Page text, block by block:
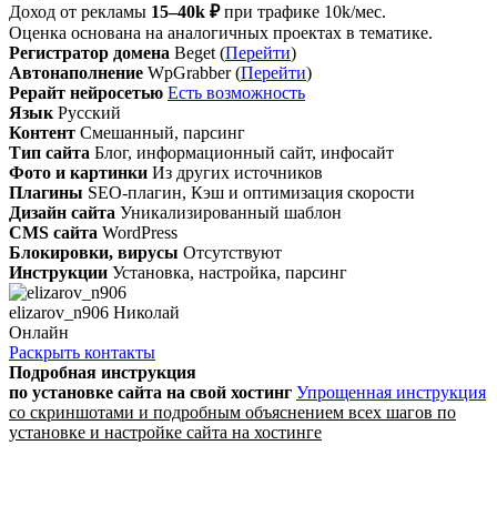
Доход от рекламы 15–40k ₽ при трафике 10k/мес.
Оценка основана на аналогичных проектах в тематике.
Регистратор домена Beget (Перейти)
Автонаполнение WpGrabber (Перейти)
Рерайт нейросетью Есть возможность
Язык Русский
Контент Смешанный, парсинг
Тип сайта Блог, информационный сайт, инфосайт
Фото и картинки Из других источников
Плагины SEO-плагин, Кэш и оптимизация скорости
Дизайн сайта Уникализированный шаблон
CMS сайта WordPress
Блокировки, вирусы Отсутствуют
Инструкции Установка, настройка, парсинг
elizarov_n906 Николай
Онлайн
Раскрыть контакты
Подробная инструкция
по установке сайта на свой хостинг Упрощенная инструкция
со скриншотами и подробным объяснением всех шагов по
установке и настройке сайта на хостинге